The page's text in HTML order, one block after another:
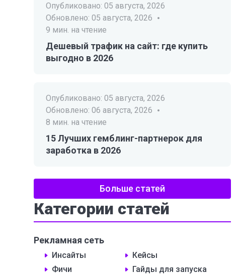
Опубликовано: 05 августа, 2026
Обновлено: 05 августа, 2026
9 мин. на чтение
Дешевый трафик на сайт: где купить
выгодно в 2026
Опубликовано: 05 августа, 2026
Обновлено: 06 августа, 2026
8 мин. на чтение
15 Лучших гемблинг-партнерок для
заработка в 2026
Больше статей
Категории статей
Рекламная сеть
Инсайты
Кейсы
Фичи
Гайды для запуска